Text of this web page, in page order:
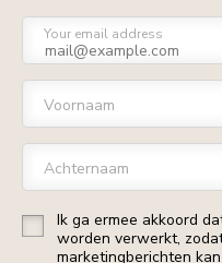
Your email address
Voornaam
Achternaam
Ik ga ermee akkoord
worden verwerkt,
marketingberichten